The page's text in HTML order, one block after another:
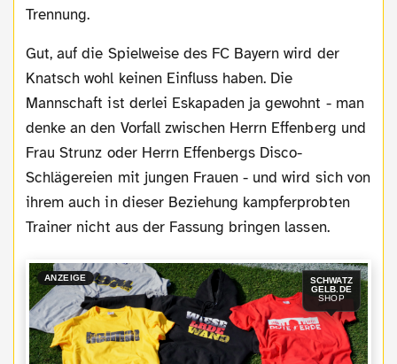
Trennung.
Gut, auf die Spielweise des FC Bayern wird der
Knatsch wohl keinen Einfluss haben. Die
Mannschaft ist derlei Eskapaden ja gewohnt - man
denke an den Vorfall zwischen Herrn Effenberg und
Frau Strunz oder Herrn Effenbergs Disco-
Schlägereien mit jungen Frauen - und wird sich von
ihrem auch in dieser Beziehung kampferprobten
Trainer nicht aus der Fassung bringen lassen.
ANZEIGE
SCHWATZ
GELB.DE
SHOP